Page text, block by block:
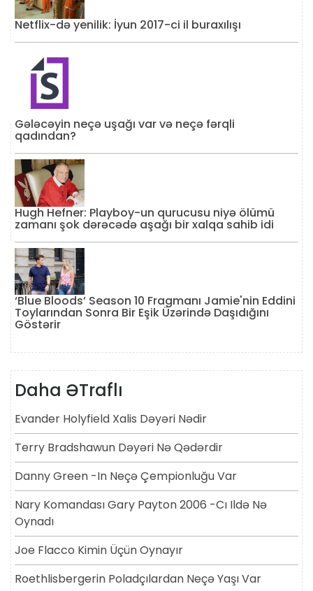
Netflix-də yenilik: İyun 2017-ci il buraxılışı
Gələcəyin neçə uşağı var və neçə fərqli
qadından?
Hugh Hefner: Playboy-un qurucusu niyə ölümü
zamanı şok dərəcədə aşağı bir xalqa sahib idi
‘Blue Bloods’ Season 10 Fragmanı Jamie'nin Eddini
Toylarından Sonra Bir Eşik Üzərində Daşıdığını
Göstərir
Daha ƏTraflı
Evander Holyfield Xalis Dəyəri Nədir
Terry Bradshawun Dəyəri Nə Qədərdir
Danny Green -in Neçə Çempionluğu Var
Nary Komandası Gary Payton 2006 -cı Ildə Nə
Oynadı
Joe Flacco Kimin Üçün Oynayır
Roethlisbergerin Poladçılardan Neçə Yaşı Var